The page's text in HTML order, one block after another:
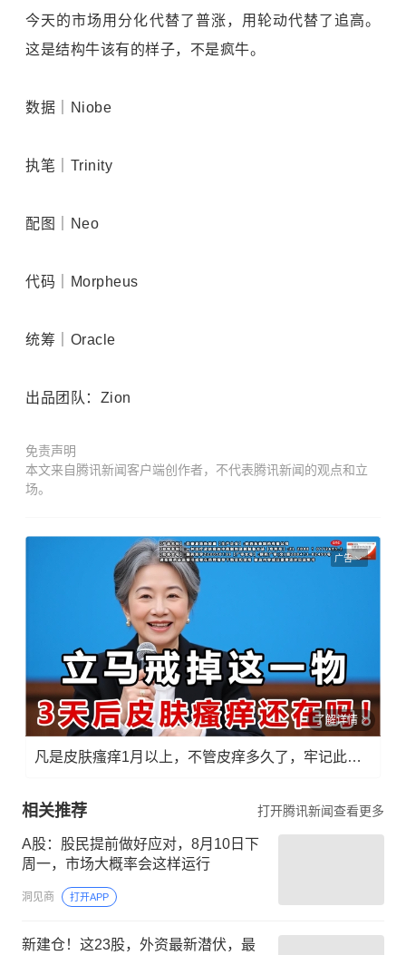
今天的市场用分化代替了普涨，用轮动代替了追高。
这是结构牛该有的样子，不是疯牛。
数据｜Niobe
执笔｜Trinity
配图｜Neo
代码｜Morpheus
统筹｜Oracle
出品团队：Zion
免责声明
本文来自腾讯新闻客户端创作者，不代表腾讯新闻的观点和立
场。
广告
了解详情
凡是皮肤瘙痒1月以上，不管皮痒多久了，牢记此法，快！准！狠！
相关推荐 打开腾讯新闻查看更多
A股：股民提前做好应对，8月10日下
周一，市场大概率会这样运行
洞见商 打开APP
新建仓！这23股，外资最新潜伏，最